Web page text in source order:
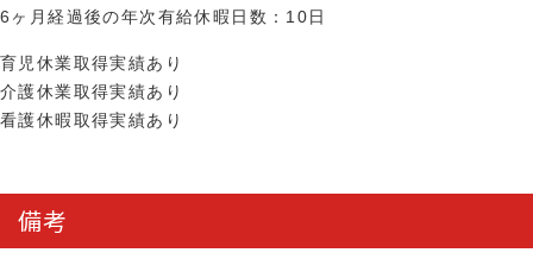
6ヶ月経過後の年次有給休暇日数：10日
育児休業取得実績あり
介護休業取得実績あり
看護休暇取得実績あり
備考